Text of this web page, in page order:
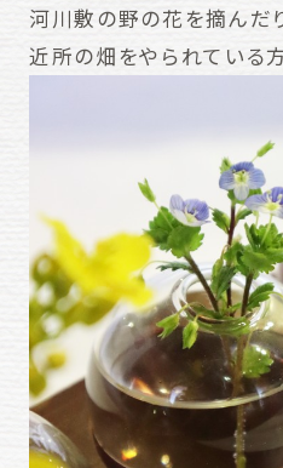
河川敷の野の花を摘んだ
近所の畑をやられている